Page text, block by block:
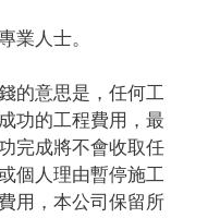
業人士。
的意思是，任何工
功的工程費用，最
完成將不會收取任
個人理由暫停施工
用，本公司保留所